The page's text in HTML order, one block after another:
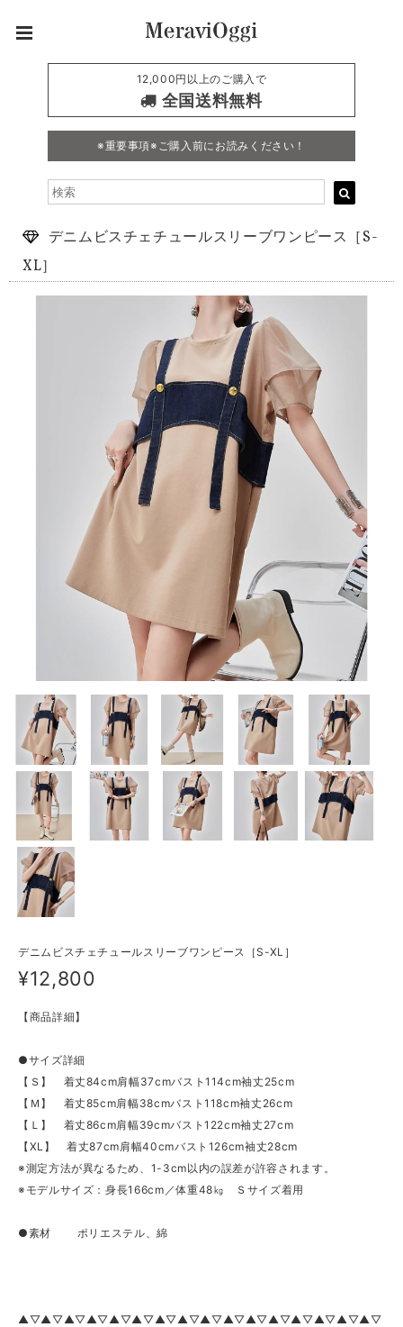
12,000円以上のご購入で
全国送料無料
※重要事項※ご購入前にお読みください！
デニムビスチェチュールスリーブワンピース［S-
XL］
デニムビスチェチュールスリーブワンピース［S-XL］
¥12,800
【商品詳細】
●サイズ詳細
【Ｓ】 着丈84cm肩幅37cmバスト114cm袖丈25cm
【Ｍ】 着丈85cm肩幅38cmバスト118cm袖丈26cm
【Ｌ】 着丈86cm肩幅39cmバスト122cm袖丈27cm
【XL】 着丈87cm肩幅40cmバスト126cm袖丈28cm
※測定方法が異なるため、1-3cm以内の誤差が許容されます。
※モデルサイズ：身長166cm／体重48㎏ Ｓサイズ着用
●素材 ポリエステル、綿
▲▽▲▽▲▽▲▽▲▽▲▽▲▽▲▽▲▽▲▽▲▽▲▽▲▽▲▽▲▽▲▽